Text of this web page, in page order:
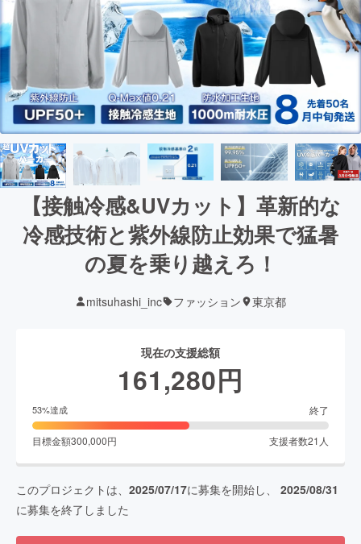
【接触冷感&UVカット】革新的な
冷感技術と紫外線防止効果で猛暑
の夏を乗り越えろ！
mitsuhashi_inc ファッション 東京都
現在の支援総額
161,280円
53%達成 終了
目標金額300,000円 支援者数21 人
このプロジェクトは、 2025/07/17に募集を開始し、 2025/08/31
に募集を終了しました